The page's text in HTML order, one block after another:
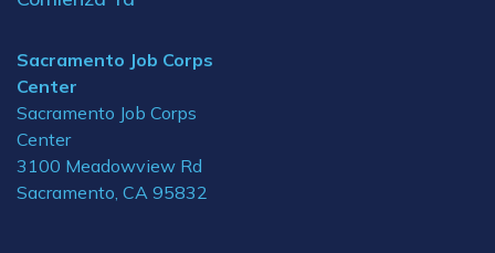
Sacramento Job Corps
Center
Sacramento Job Corps
Center
3100 Meadowview Rd
Sacramento, CA 95832